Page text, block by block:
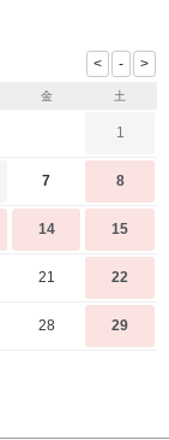
金 土
1
7 8
14 15
21 22
28 29